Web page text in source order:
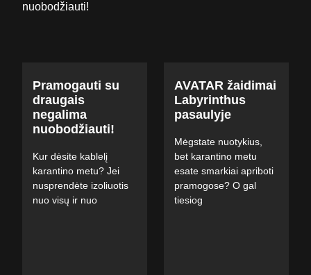
Pramogauti su
draugais
negalima
nuobodžiauti!
Kur dėsite kablelį
karantino metu? Jei
nusprendėte izoliuotis
nuo visų ir nuo
AVATAR žaidimai
Labyrinthus
pasaulyje
Mėgstate nuotykius,
bet karantino metu
esate smarkiai apriboti
pramogose? O gal
tiesiog